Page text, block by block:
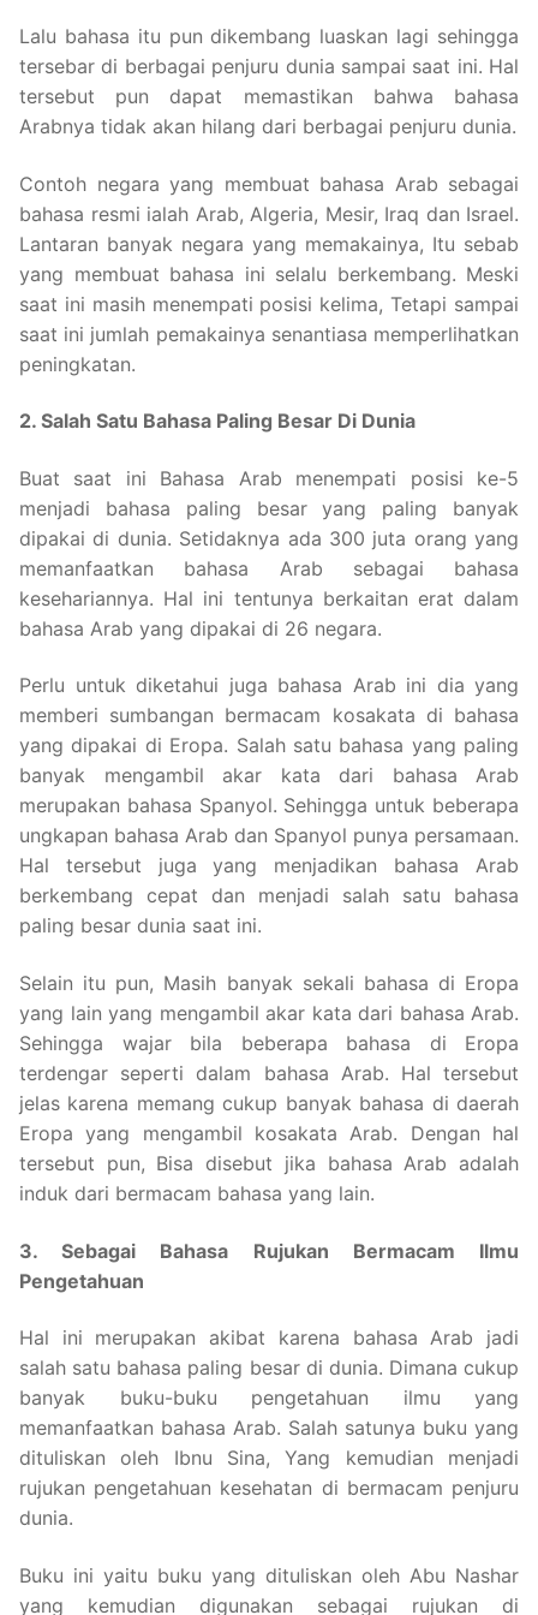
Lalu bahasa itu pun dikembang luaskan lagi sehingga
tersebar di berbagai penjuru dunia sampai saat ini. Hal
tersebut pun dapat memastikan bahwa bahasa
Arabnya tidak akan hilang dari berbagai penjuru dunia.
Contoh negara yang membuat bahasa Arab sebagai
bahasa resmi ialah Arab, Algeria, Mesir, Iraq dan Israel.
Lantaran banyak negara yang memakainya, Itu sebab
yang membuat bahasa ini selalu berkembang. Meski
saat ini masih menempati posisi kelima, Tetapi sampai
saat ini jumlah pemakainya senantiasa memperlihatkan
peningkatan.
2. Salah Satu Bahasa Paling Besar Di Dunia
Buat saat ini Bahasa Arab menempati posisi ke-5
menjadi bahasa paling besar yang paling banyak
dipakai di dunia. Setidaknya ada 300 juta orang yang
memanfaatkan bahasa Arab sebagai bahasa
kesehariannya. Hal ini tentunya berkaitan erat dalam
bahasa Arab yang dipakai di 26 negara.
Perlu untuk diketahui juga bahasa Arab ini dia yang
memberi sumbangan bermacam kosakata di bahasa
yang dipakai di Eropa. Salah satu bahasa yang paling
banyak mengambil akar kata dari bahasa Arab
merupakan bahasa Spanyol. Sehingga untuk beberapa
ungkapan bahasa Arab dan Spanyol punya persamaan.
Hal tersebut juga yang menjadikan bahasa Arab
berkembang cepat dan menjadi salah satu bahasa
paling besar dunia saat ini.
Selain itu pun, Masih banyak sekali bahasa di Eropa
yang lain yang mengambil akar kata dari bahasa Arab.
Sehingga wajar bila beberapa bahasa di Eropa
terdengar seperti dalam bahasa Arab. Hal tersebut
jelas karena memang cukup banyak bahasa di daerah
Eropa yang mengambil kosakata Arab. Dengan hal
tersebut pun, Bisa disebut jika bahasa Arab adalah
induk dari bermacam bahasa yang lain.
3. Sebagai Bahasa Rujukan Bermacam Ilmu
Pengetahuan
Hal ini merupakan akibat karena bahasa Arab jadi
salah satu bahasa paling besar di dunia. Dimana cukup
banyak buku-buku pengetahuan ilmu yang
memanfaatkan bahasa Arab. Salah satunya buku yang
dituliskan oleh Ibnu Sina, Yang kemudian menjadi
rujukan pengetahuan kesehatan di bermacam penjuru
dunia.
Buku ini yaitu buku yang dituliskan oleh Abu Nashar
yang kemudian digunakan sebagai rujukan di